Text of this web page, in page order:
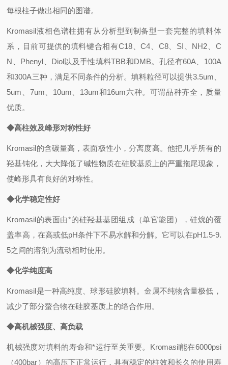
每根柱子做出相同的图谱。
Kromasil液相色谱柱拥有从分析型到制备型一套完整的填料体
系，目前可提供的填料键合相有C18、C4 C8、 SI NH2
C
N
Phenyl Diol以及手性填料TBB和DMB。孔径有60A、 100A
和300A三种，满足不同条件的分析。填料粒径可以提供3.5um
5um
7um 10um 13um和16um六种。可谓品种齐全，质量
优质。
◆高柱效及峰形对称性好
Kromasil的含碳量高，表面极性小，分离度高。他把几乎所有的
羟基钝化，大大降低了碱性物质在硅胶基质上的严重拖尾现象，
使峰形具有良好的对称性。
◆化学稳定性好
Kromasil的表面由*的硅羟基基团组成（单官能团），硅烷的覆
盖率高，在高或低pH条件下不易水解和分解。它可以在pH1.5-9.
5之间的溶剂为流动相时使用。
◆化学纯度高
Kromasil是一种高纯度、球形硅胶填料。金属不纯物含量极低，
减少了部分螯合物在硅胶基质上的络合作用。
◆高机械强度、高负载
机械强度对填料的寿命和*运行至关重要。Kromasil能在6000psi
（400bar）的高压下正常运行，具有稳定的柱效和长久的使用寿